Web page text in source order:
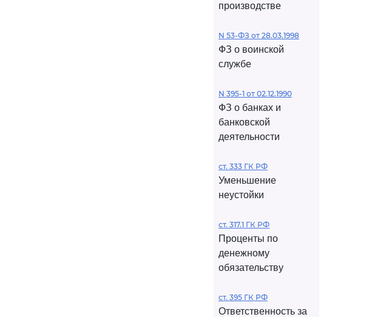
производстве
N 53-ФЗ от 28.03.1998
ФЗ о воинской
службе
N 395-1 от 02.12.1990
ФЗ о банках и
банковской
деятельности
ст. 333 ГК РФ
Уменьшение
неустойки
ст. 317.1 ГК РФ
Проценты по
денежному
обязательству
ст. 395 ГК РФ
Ответственность за